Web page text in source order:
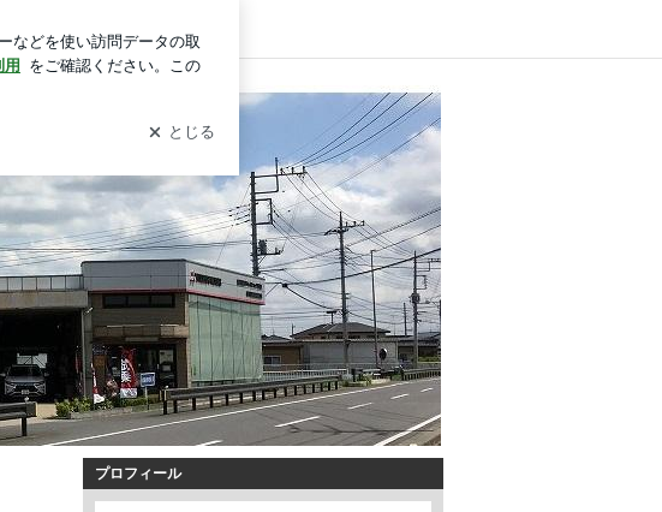
ログイン
プロフィール